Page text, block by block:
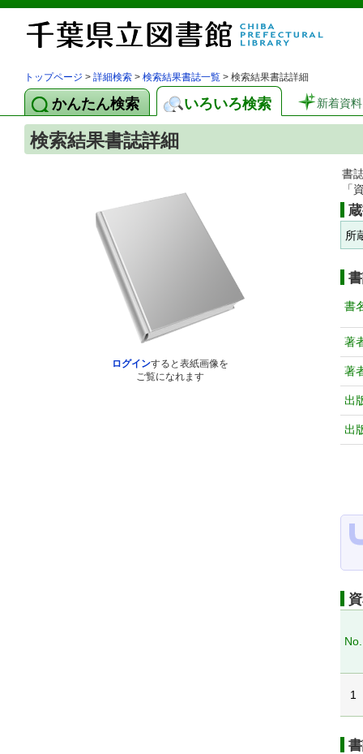
トップページ > 詳細検索 > 検索結果書誌一覧 > 検索結果書誌詳細
かんたん検索 いろいろ検索 新着資料
検索結果書誌詳細
ログインすると表紙画像を
ご覧になれます
書
「
所
書
著
著
出
出
No.
1